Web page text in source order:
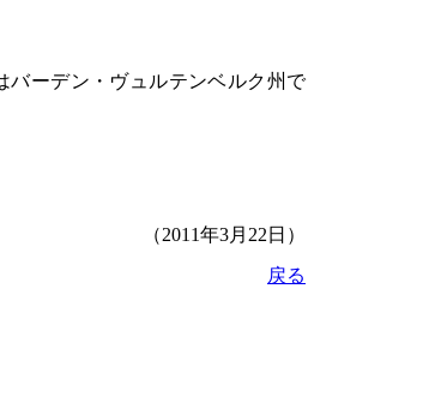
バーデン・ヴュルテンベルク州で
（2011年3月22 日）
戻る